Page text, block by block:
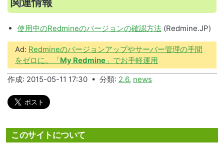
使用中のRedmineのバージョンの確認方法 (Redmine.JP)
Ad: Redmineのバージョンアップやサーバー管理の手間
をゼロに。「My Redmine 」でお手軽運用
作成: 2015-05-11 17:30 • 分類: 2.6, news
このサイトについて